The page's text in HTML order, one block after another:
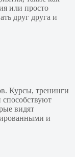
или просто
друг друга и
Курсы, тренинги
видят
и